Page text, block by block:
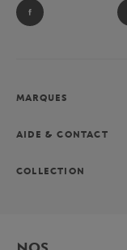
MARQUES
AIDE & CONTACT
COLLECTION